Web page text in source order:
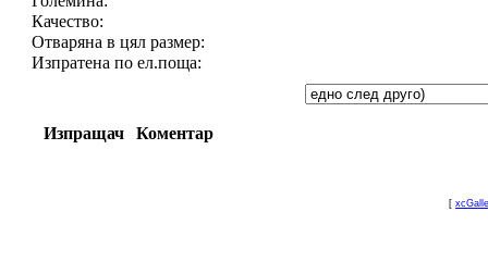
Качество:
Отваряна в цял размер:
Изпратена по ел.поща:
Изпращач Коментар
[